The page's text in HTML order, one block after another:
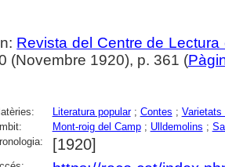
Revista del Centre de Lectura
(Novembre 1920), p. 361 (
Literatura popular; Contes ; Varietats
Mont-roig del Camp; Ulldemolins ;
[1920]